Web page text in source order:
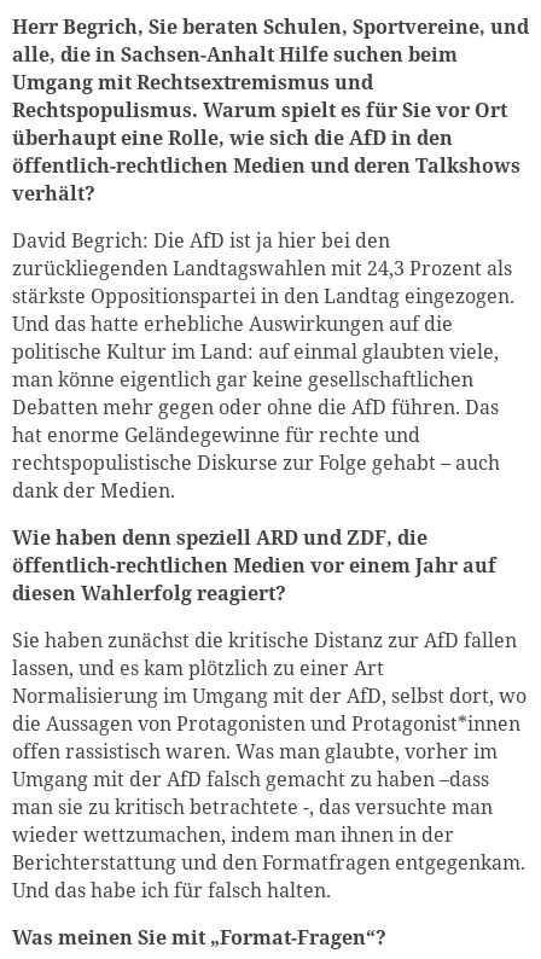
Herr Begrich, Sie beraten Schulen, Sportvereine, und
alle, die in Sachsen-Anhalt Hilfe suchen beim
Umgang mit Rechtsextremismus und
Rechtspopulismus. Warum spielt es für Sie vor Ort
überhaupt eine Rolle, wie sich die AfD in den
öffentlich-rechtlichen Medien und deren Talkshows
verhält?
David Begrich: Die AfD ist ja hier bei den
zurückliegenden Landtagswahlen mit 24,3 Prozent als
stärkste Oppositionspartei in den Landtag eingezogen.
Und das hatte erhebliche Auswirkungen auf die
politische Kultur im Land: auf einmal glaubten viele,
man könne eigentlich gar keine gesellschaftlichen
Debatten mehr gegen oder ohne die AfD führen. Das
hat enorme Geländegewinne für rechte und
rechtspopulistische Diskurse zur Folge gehabt – auch
dank der Medien.
Wie haben denn speziell ARD und ZDF, die
öffentlich-rechtlichen Medien vor einem Jahr auf
diesen Wahlerfolg reagiert?
Sie haben zunächst die kritische Distanz zur AfD fallen
lassen, und es kam plötzlich zu einer Art
Normalisierung im Umgang mit der AfD, selbst dort, wo
die Aussagen von Protagonisten und Protagonist*innen
offen rassistisch waren. Was man glaubte, vorher im
Umgang mit der AfD falsch gemacht zu haben –dass
man sie zu kritisch betrachtete -, das versuchte man
wieder wettzumachen, indem man ihnen in der
Berichterstattung und den Formatfragen entgegenkam.
Und das habe ich für falsch halten.
Was meinen Sie mit „Format-Fragen“?